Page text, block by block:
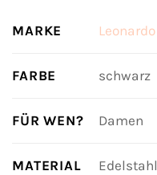
MARKE Leonardo
FARBE schwarz
FÜR WEN? Damen
MATERIAL Edelstahl